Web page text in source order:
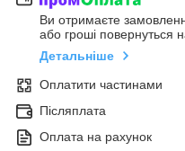
Ви отримаєте
або гроші повернуться
Детальніше
Оплатити частинами
Післяплата
Оплата на рахунок